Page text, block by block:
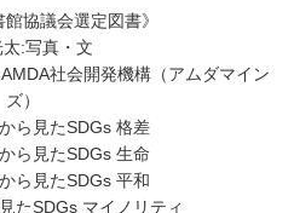
館協議会選定図書》
:写真・文
社会開発機構（アムダマイン
ズ）
ら見たSDGs 格差
ら見たSDGs 生命
ら見たSDGs 平和
たSDGs マイノリティ